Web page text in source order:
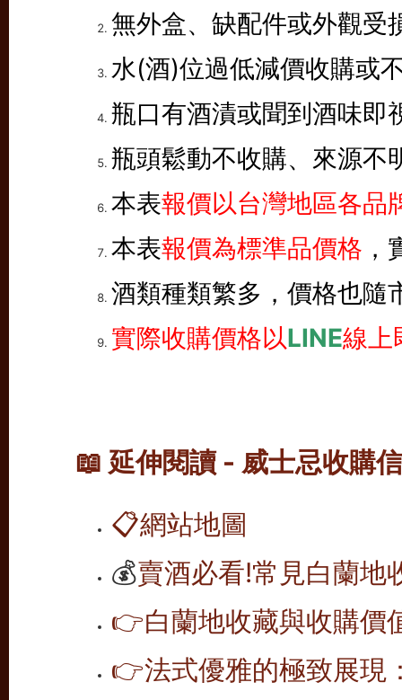
無外盒、缺配件或外觀受
水(酒)位過低減價收購或
瓶口有酒漬或聞到酒味即
瓶頭鬆動不收購、來源不
本表報價以台灣地區各品
本表報價為標準品價格
酒類種類繁多，價格也隨
實際收購價格以LINE線上
📖 延伸閱讀 - 威士忌收購
📋網站地圖
💰賣酒必看!常見白蘭地
👉白蘭地收藏與收購價
👉法式優雅的極致展現